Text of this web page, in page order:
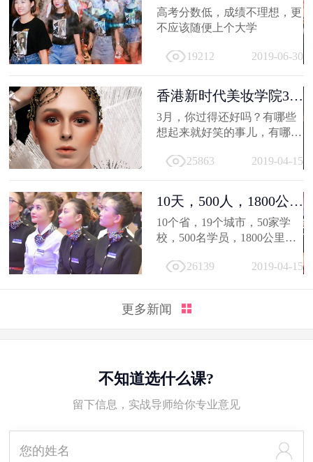
想，更不应...
高考分数低，成绩不理想，更
不应该随便上个大学
19212 2019-06-30
香港新时代美妆学院3月
作品选，...
3月，你过得还好吗？有哪些
想起来就好笑的事儿，有哪值
住...
25863 2019-04-15
10天，500人，1800公
里；不负韶...
10个省，19个城市，50家学
校，500名学员，1800公里，
地方...26139 2019-04-15
更多新闻
不知道选什么课?
留下信息，实战导师给你专业意见